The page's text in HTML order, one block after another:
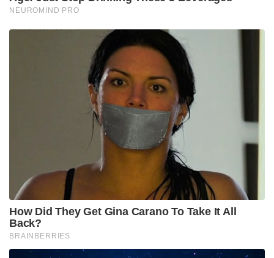
സുഖപ്രദവുമായ യാത്രാനുഭവം നൽകുന്നതിനായി
സൗകര്യങ്ങളും ഇൻഫ്രാസ്ട്രക്ചറുമാണ് ഇവിടെ
ഒരുക്കിയിരിക്കുന്നത്.
വിമാനത്താവള ടെർമിനൽ ഉദ്ഘാടനത്തോടൊപ്പം
കേന്ദ്ര സർക്കാരിന്റെ മുൻനിര പ്രാദേശിക
കണക്റ്റിവിറ്റി പ്രോഗ്രാമായ ‘ഉഡാൻ’ പദ്ധതിയുടെ
പുതുക്കിയ പതിപ്പും പ്രധാനമന്ത്രി ലോഞ്ച് ചെയ്തു.
വരും ദശകത്തിൽ രാജ്യത്തുടനീളമുള്ള ഉൾനാടൻ,
ഉൾഗ്രാമ പ്രദേശങ്ങളിലേക്ക് വ്യോമയാന
സർവീസുകൾ വ്യാപിപ്പിക്കുന്നതിനായി 28,840 കോടി
രൂപയാണ് ഈ പരിഷ്കരിച്ച പദ്ധതിയിലൂടെ
നീക്കിവെച്ചിരിക്കുന്നത്.
വിമാന സർവീസുകൾ ഇല്ലാത്തതോ കുറഞ്ഞ
സർവീസുകൾ മാത്രമുള്ളതോ ആയ വിദൂര